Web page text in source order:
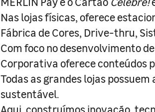
Nas lojas físicas, oferece
Fábrica de Cores, Drive-thru,
Com foco no desenvolvimento
Corporativa oferece conteúdos
Todas as grandes lojas possuem
sustentável.
Aqui, construímos inovação,